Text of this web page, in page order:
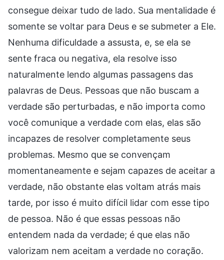
consegue deixar tudo de lado. Sua mentalidade é
somente se voltar para Deus e se submeter a Ele.
Nenhuma dificuldade a assusta, e, se ela se
sente fraca ou negativa, ela resolve isso
naturalmente lendo algumas passagens das
palavras de Deus. Pessoas que não buscam a
verdade são perturbadas, e não importa como
você comunique a verdade com elas, elas são
incapazes de resolver completamente seus
problemas. Mesmo que se convençam
momentaneamente e sejam capazes de aceitar a
verdade, não obstante elas voltam atrás mais
tarde, por isso é muito difícil lidar com esse tipo
de pessoa. Não é que essas pessoas não
entendem nada da verdade; é que elas não
valorizam nem aceitam a verdade no coração.